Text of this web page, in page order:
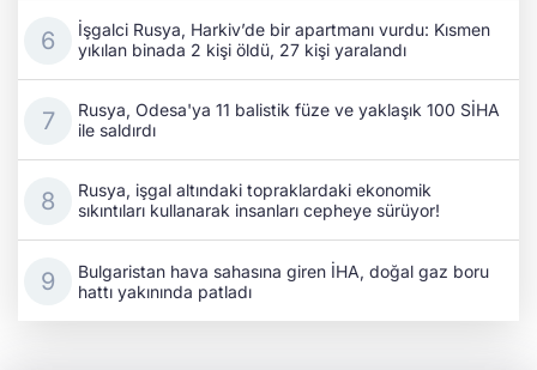
İşgalci Rusya, Harkiv’de bir apartmanı vurdu: Kısmen
yıkılan binada 2 kişi öldü, 27 kişi yaralandı
Rusya, Odesa'ya 11 balistik füze ve yaklaşık 100 SİHA
ile saldırdı
Rusya, işgal altındaki topraklardaki ekonomik
sıkıntıları kullanarak insanları cepheye sürüyor!
Bulgaristan hava sahasına giren İHA, doğal gaz boru
hattı yakınında patladı